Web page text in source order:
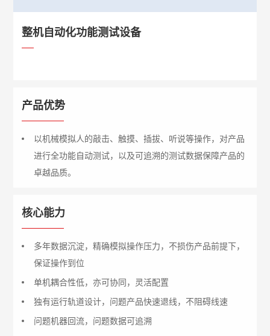
整机自动化功能测试设备
产品优势
以机械模拟人的敲击、触摸、插拔、听说等操作，对产品
进行全功能自动测试，以及可追溯的测试数据保障产品的
卓越品质。
核心能力
多年数据沉淀，精确模拟操作压力，不损伤产品前提下，
保证操作到位
单机耦合性低，亦可协同，灵活配置
独有运行轨道设计，问题产品快速退线，不阻碍线速
问题机器回流，问题数据可追溯